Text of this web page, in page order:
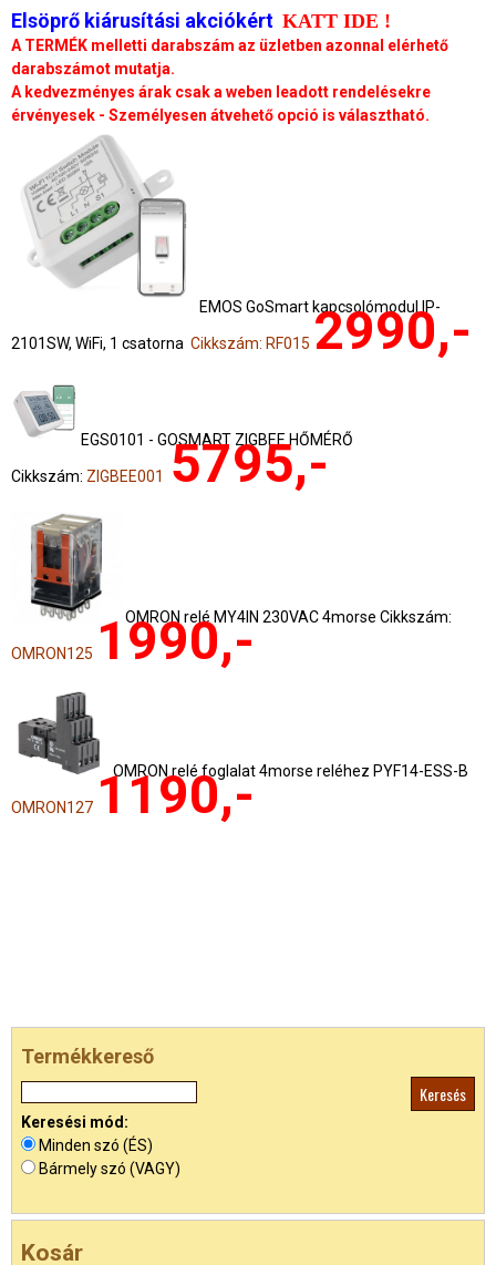
d
a
l
Elsöprő kiárusítási akciókért KATT IDE !
A TERMÉK melletti darabszám az üzletben azonnal elérhető
darabszámot mutatja.
A kedvezményes árak csak a weben leadott rendelésekre
érvényesek - Személyesen átvehető opció is választható.
EMOS GoSmart kapcsolómodul IP-
2101SW, WiFi, 1 csatorna Cikkszám: RF015 2990,-
EGS0101 - GOSMART ZIGBEE HŐMÉRŐ
Cikkszám: ZIGBEE001 5795,-
OMRON relé MY4IN 230VAC 4morse Cikkszám:
OMRON125 1990,-
OMRON relé foglalat 4morse reléhez PYF14-ESS-B
OMRON127 1190,-
Termékkereső
Keresési mód:
Minden szó (ÉS)
Bármely szó (VAGY)
Kosár